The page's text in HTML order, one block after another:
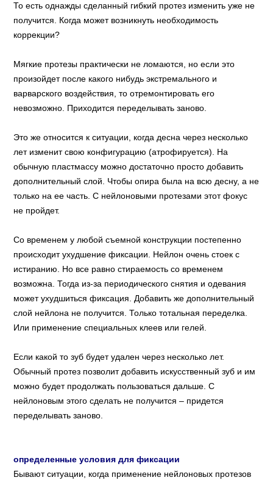
То есть однажды сделанный гибкий протез изменить уже не
получится. Когда может возникнуть необходимость
коррекции?
Мягкие протезы практически не ломаются, но если это
произойдет после какого нибудь экстремального и
варварского воздействия, то отремонтировать его
невозможно. Приходится переделывать заново.
Это же относится к ситуации, когда десна через несколько
лет изменит свою конфигурацию (атрофируется). На
обычную пластмассу можно достаточно просто добавить
дополнительный слой. Чтобы опира была на всю десну, а не
только на ее часть. С нейлоновыми протезами этот фокус
не пройдет.
Со временем у любой съемной конструкции постепенно
происходит ухудшение фиксации. Нейлон очень стоек с
истиранию. Но все равно стираемость со временем
возможна. Тогда из-за периодического снятия и одевания
может ухудшиться фиксация. Добавить же дополнительный
слой нейлона не получится. Только тотальная переделка.
Или применение специальных клеев или гелей.
Если какой то зуб будет удален через несколько лет.
Обычный протез позволит добавить искусственный зуб и им
можно будет продолжать пользоваться дальше. С
нейлоновым этого сделать не получится – придется
переделывать заново.
определенные условия для фиксации
Бывают ситуации, когда применение нейлоновых протезов